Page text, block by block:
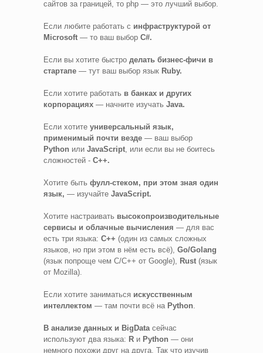
сайтов за границей, то php — это лучший выбор.
Если любите работать с инфраструктурой от
Microsoft — то ваш выбор C#.
Если вы хотите быстро делать бизнес-фичи в
стартапе — тут ваш выбор язык Ruby.
Если хотите работать в банках и других
корпорациях — начните изучать Java.
Если хотите универсальный язык,
применимый почти везде — ваш выбор
Python или JavaScript, или если вы не боитесь
сложностей - С++.
Хотите быть фулл-стеком, при этом зная один
язык, — изучайте JavaScript.
Хотите настраивать высокопроизводительные
сервисы и облачные вычисления — для вас
есть три языка: C++ (один из самых сложных
языков, но при этом в нём есть всё), Go/Golang
(язык попроще чем C/C++ от Google), Rust (язык
от Mozilla).
Если хотите заниматься искусственным
интеллектом — там почти всё на Python.
В анализе данных и BigDataсейчас
используют два языка: R и Python — они
немного похожи друг на друга. Так что изучив